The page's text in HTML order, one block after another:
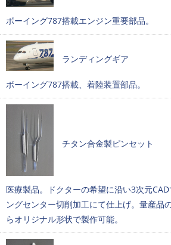
ボーイング787搭載エンジン重要部品。
ランディングギア
ボーイング787搭載、着陸装置部品。
チタン合金製ピンセット
医療製品。ドクターの希望に沿い3次元
ングセンター切削加工にて仕上げ。量産品
らオリジナル形状で製作可能。